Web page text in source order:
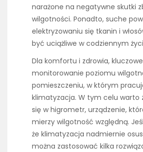
narażone na negatywne skutki
wilgotności. Ponadto, suche
elektryzowaniu się tkanin i
być uciążliwe w codziennym
Dla komfortu i zdrowia,
monitorowanie poziomu
pomieszczeniu, w którym
klimatyzacja. W tym celu warto
się w higrometr, urządzenie,
mierzy wilgotność względną.
że klimatyzacja nadmiernie
można zastosować kilka